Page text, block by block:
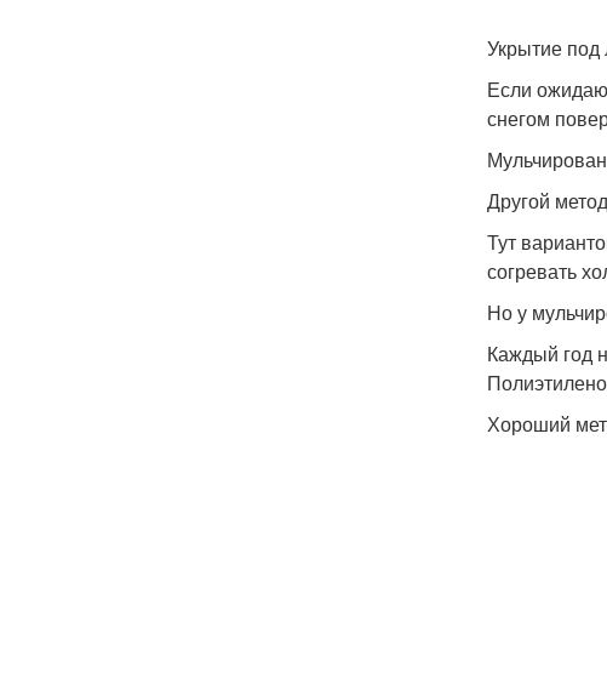
Укрытие под
Если
снегом
Другой
Тут
согревать
Но у
Каждый год
Хороший